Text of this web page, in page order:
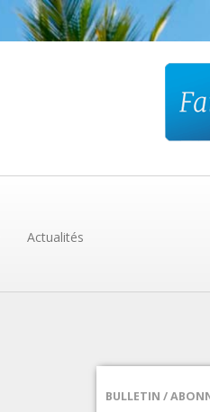
Actualités
BULLETIN /